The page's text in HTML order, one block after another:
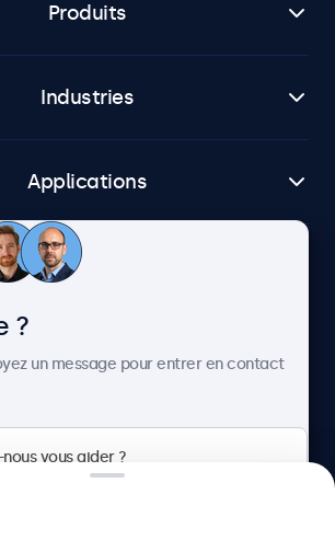
Produits
Industries
Applications
Service client
?
un message pour entrer en contact